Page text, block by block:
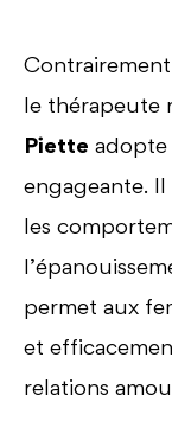
le thérapeute
Piette adopte
engageante.
les
permet aux
et
relations